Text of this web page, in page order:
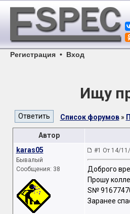
Регистрация • Вход
Ищу
Список форумов»
Автор
karas05
Бывалый
Сообщения: 38
#1 От 14/
Доброго
Прошу
S№
Заранее